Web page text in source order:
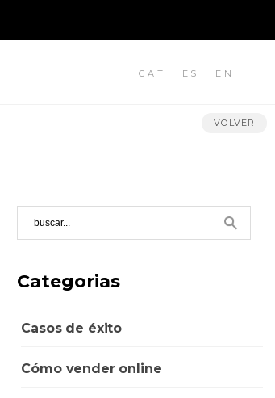
CAT ES EN
VOLVER
Categorias
Casos de éxito
Cómo vender online